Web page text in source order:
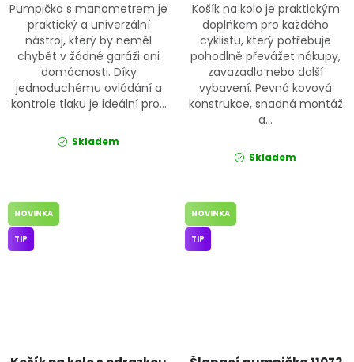
Pumpička s manometrem je
praktický a univerzální
nástroj, který by neměl
chybět v žádné garáži ani
domácnosti. Díky
jednoduchému ovládání a
kontrole tlaku je ideální pro...
Skladem
Košík na kolo je praktickým
doplňkem pro každého
cyklistu, který potřebuje
pohodlně převážet nákupy,
zavazadla nebo další
vybavení. Pevná kovová
konstrukce, snadná montáž
a...
Skladem
NOVINKA
TIP
NOVINKA
TIP